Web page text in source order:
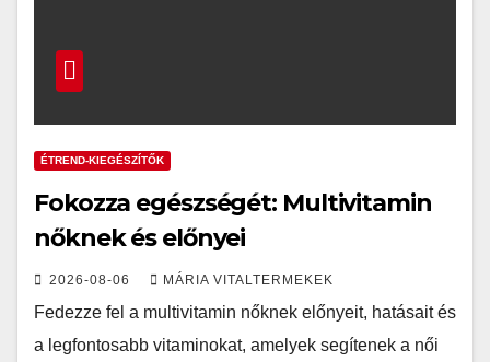
ÉTREND-KIEGÉSZÍTŐK
Fokozza egészségét: Multivitamin
nőknek és előnyei
2026-08-06 MÁRIA VITALTERMEKEK
Fedezze fel a multivitamin nőknek előnyeit, hatásait és
a legfontosabb vitaminokat, amelyek segítenek a női